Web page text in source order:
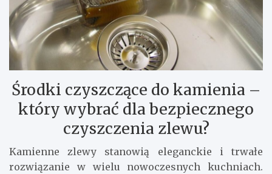
Środki czyszczące do kamienia –
który wybrać dla bezpiecznego
czyszczenia zlewu?
Kamienne zlewy stanowią eleganckie i trwałe
rozwiązanie w wielu nowoczesnych kuchniach.